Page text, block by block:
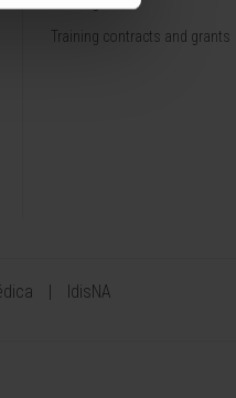
Training contracts and grants
IdisNA